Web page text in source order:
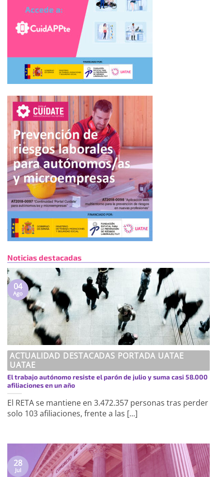
Noticias destacadas
ACTUALIDAD DESTACADAS PORTADA UATAE
UATAE
El trabajo autónomo resiste el parón de julio y suma casi 58.000
afiliaciones en un año
El RETA se mantiene en 3.472.357 personas tras perder
solo 103 afiliaciones, frente a las [...]
04
Ago
28
Jul